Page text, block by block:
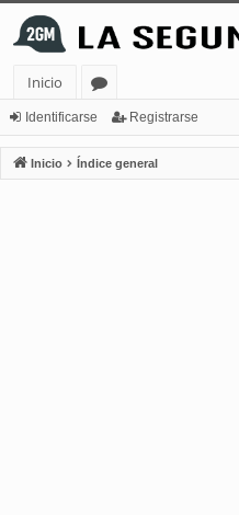
Inicio
or
os
Identificarse Registrarse
Inicio Índice general